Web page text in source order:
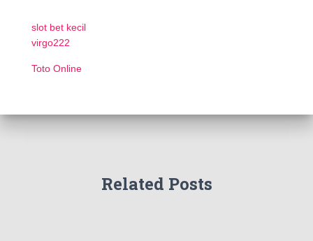
slot bet kecil
virgo222
Toto Online
Related Posts